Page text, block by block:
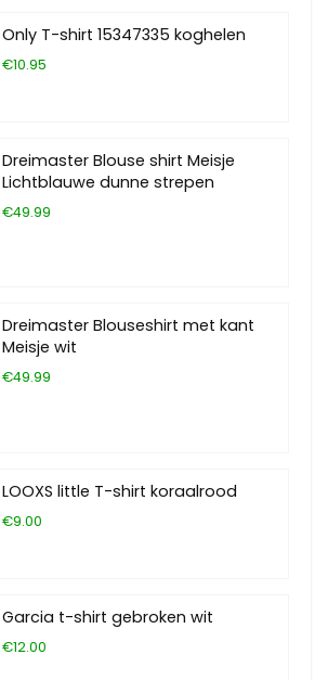
Only T-shirt 15347335 koghelen
€10.95
Dreimaster Blouse shirt Meisje
Lichtblauwe dunne strepen
€49.99
Dreimaster Blouseshirt met kant
Meisje wit
€49.99
LOOXS little T-shirt koraalrood
€9.00
Garcia t-shirt gebroken wit
€12.00